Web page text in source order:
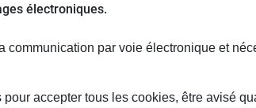
électroniques.
communication par voie électronique et
accepter tous les cookies, être avisé